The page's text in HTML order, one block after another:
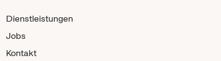
Dienstleistungen
Jobs
Kontakt